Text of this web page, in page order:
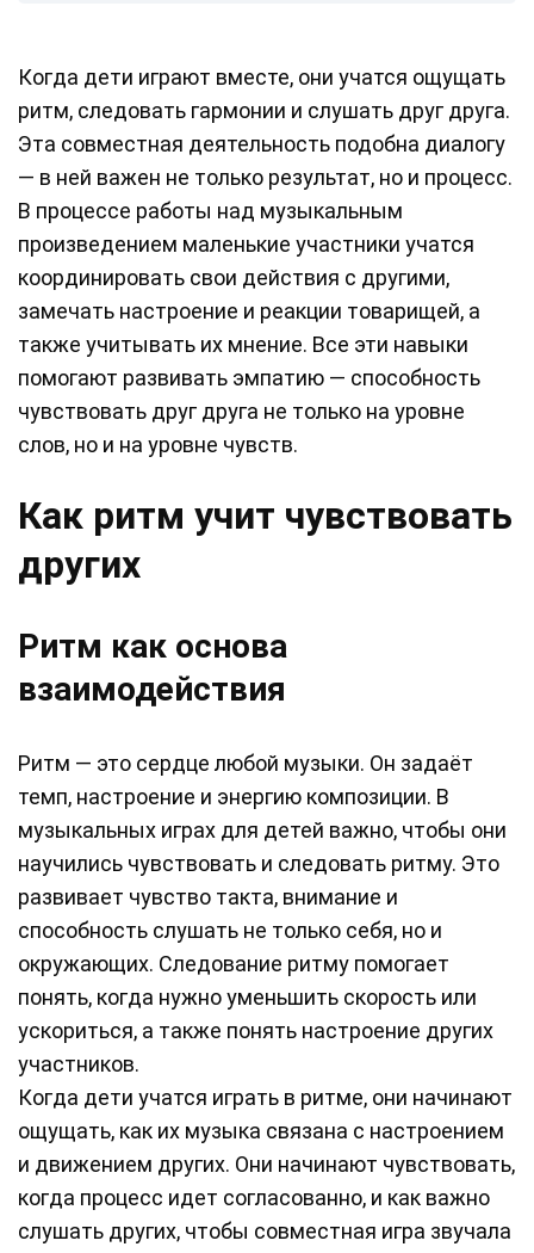
Когда дети играют вместе, они учатся ощущать
ритм, следовать гармонии и слушать друг друга.
Эта совместная деятельность подобна диалогу
— в ней важен не только результат, но и процесс.
В процессе работы над музыкальным
произведением маленькие участники учатся
координировать свои действия с другими,
замечать настроение и реакции товарищей, а
также учитывать их мнение. Все эти навыки
помогают развивать эмпатию — способность
чувствовать друг друга не только на уровне
слов, но и на уровне чувств.
Как ритм учит чувствовать
других
Ритм как основа
взаимодействия
Ритм — это сердце любой музыки. Он задаёт
темп, настроение и энергию композиции. В
музыкальных играх для детей важно, чтобы они
научились чувствовать и следовать ритму. Это
развивает чувство такта, внимание и
способность слушать не только себя, но и
окружающих. Следование ритму помогает
понять, когда нужно уменьшить скорость или
ускориться, а также понять настроение других
участников.
Когда дети учатся играть в ритме, они начинают
ощущать, как их музыка связана с настроением
и движением других. Они начинают чувствовать,
когда процесс идет согласованно, и как важно
слушать других, чтобы совместная игра звучала